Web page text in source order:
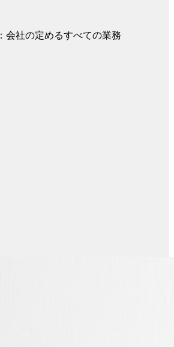
会社の定めるすべての業務